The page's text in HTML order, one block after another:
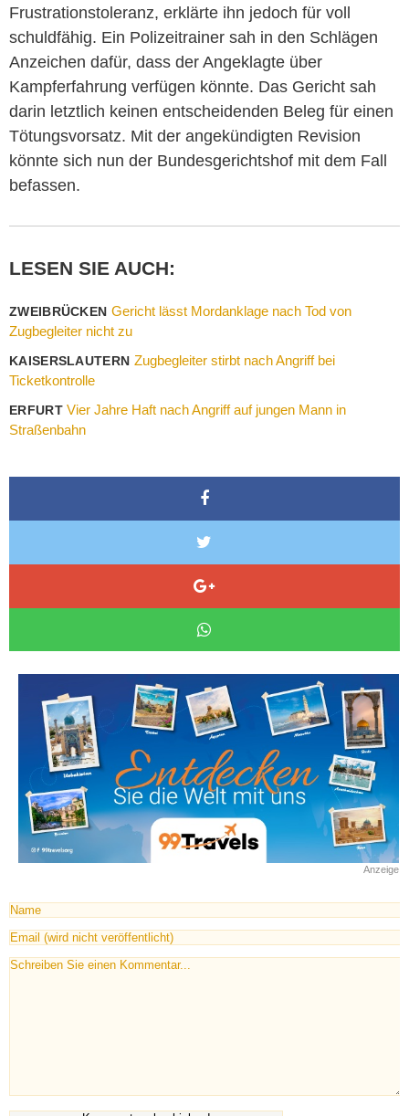
Frustrationstoleranz, erklärte ihn jedoch für voll
schuldfähig. Ein Polizeitrainer sah in den Schlägen
Anzeichen dafür, dass der Angeklagte über
Kampferfahrung verfügen könnte. Das Gericht sah
darin letztlich keinen entscheidenden Beleg für einen
Tötungsvorsatz. Mit der angekündigten Revision
könnte sich nun der Bundesgerichtshof mit dem Fall
befassen.
LESEN SIE AUCH:
ZWEIBRÜCKEN Gericht lässt Mordanklage nach Tod von
Zugbegleiter nicht zu
KAISERSLAUTERN Zugbegleiter stirbt nach Angriff bei
Ticketkontrolle
ERFURTVier Jahre Haft nach Angriff auf jungen Mann in
Straßenbahn
Anzeige